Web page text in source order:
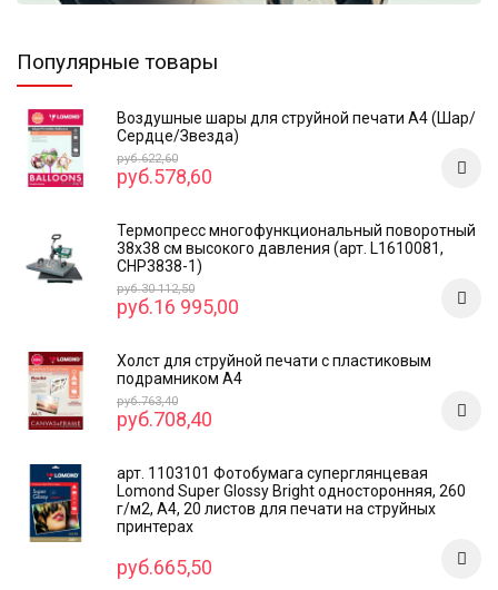
Популярные товары
Воздушные шары для струйной печати А4 (Шар/
Сердце/Звезда)
руб.622,60
руб.578,60
Термопресс многофункциональный поворотный
38х38 см высокого давления (арт. L1610081,
CHP3838-1)
руб.30 112,50
руб.16 995,00
Холст для струйной печати с пластиковым
подрамником А4
руб.763,40
руб.708,40
арт. 1103101 Фотобумага суперглянцевая
Lomond Super Glossy Bright односторонняя, 260
г/м2, А4, 20 листов для печати на струйных
принтерах
руб.665,50